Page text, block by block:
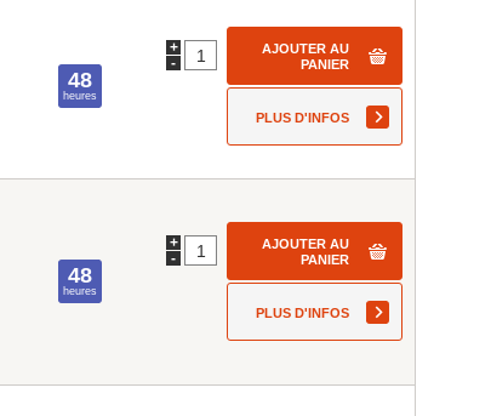
48
heures
+
-
AJOUTER AU
PANIER
PLUS D'INFOS
48
heures
+
-
AJOUTER AU
PANIER
PLUS D'INFOS